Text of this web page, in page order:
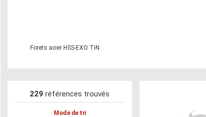
Forets acier HSS-EXO TiN
229 références trouvés
Mode de tri